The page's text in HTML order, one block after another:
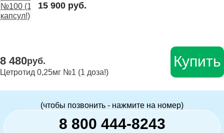
15 900 руб.
8 480руб.
Цетротид 0,25мг №1 (1 доза!)
Купить
(чтобы позвонить - нажмите на номер)
8 800 444-8243